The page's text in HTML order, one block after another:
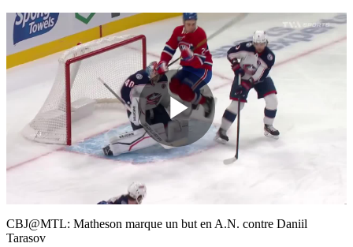
Play
Video
CBJ@MTL: Matheson marque un but en A.N. contre Daniil
Tarasov